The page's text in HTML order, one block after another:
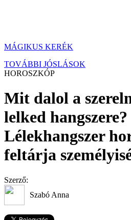
MÁGIKUS KERÉK
TOVÁBBI JÓSLÁSOK
HOROSZKÓP
Mit dalol a
lelked
Lélekhangszer
feltárja
Szerző:
Szabó Anna